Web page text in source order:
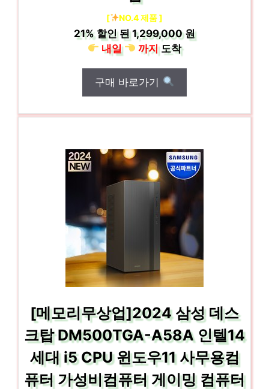
[ NO.4 제품 ]
21% 할인 된1,299,000 원
내일
까지도착
구매 바로가기
[메모리무상업]2024 삼성 데스
크탑 DM500TGA-A58A 인텔14
세대 i5 CPU 윈도우11 사무용컴
퓨터 가성비컴퓨터 게이밍 컴퓨터